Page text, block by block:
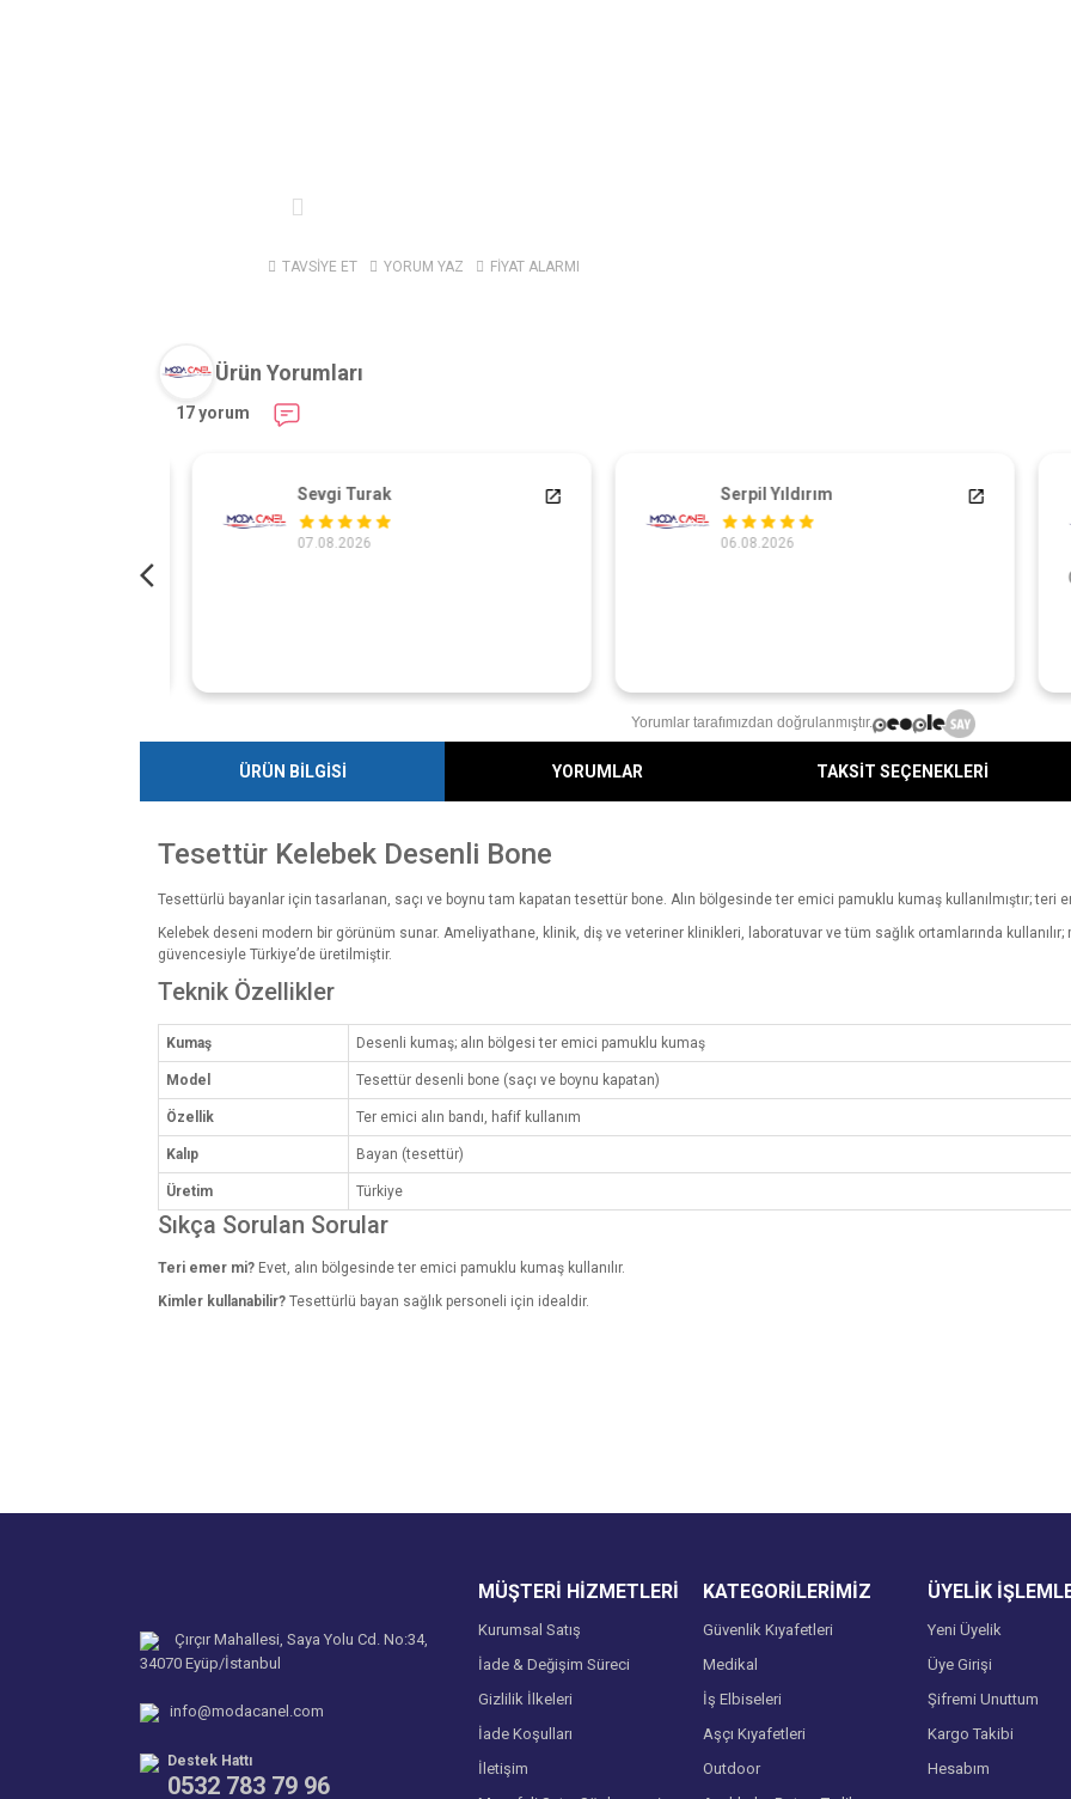
TAVSİYE ET YORUM YAZ FİYAT ALARMI
Ürün Yorumları
17 yorum
Sevgi Turak
07.08.2026
Serpil Yıldırım
06.08.2026
Yorumlar tarafımızdan doğrulanmıştır.
ÜRÜN BİLGİSİ YORUMLAR TAKSİT SEÇENEKLERİ
Tesettür Kelebek Desenli Bone
Tesettürlü bayanlar için tasarlanan, saçı ve boynu tam kapatan tesettür bone. Alın bölgesinde ter emici pamuklu kumaş kullanılmıştır; teri
Kelebek deseni modern bir görünüm sunar. Ameliyathane, klinik, diş ve veteriner klinikleri, laboratuvar ve tüm sağlık ortamlarında
güvencesiyle Türkiye’de üretilmiştir.
Teknik Özellikler
Kumaş Desenli kumaş; alın bölgesi ter emici pamuklu kumaş
Model Tesettür desenli bone (saçı ve boynu kapatan)
Özellik Ter emici alın bandı, hafif kullanım
Kalıp Bayan (tesettür)
Üretim Türkiye
Sıkça Sorulan Sorular
Teri emer mi? Evet, alın bölgesinde ter emici pamuklu kumaş kullanılır.
Kimler kullanabilir? Tesettürlü bayan sağlık personeli için idealdir.
Çırçır Mahallesi, Saya Yolu Cd. No:34,
34070 Eyüp/İstanbul
info@modacanel.com
Destek Hattı
0532 783 79 96
MÜŞTERİ HİZMETLERİ
Kurumsal Satış
İade & Değişim Süreci
Gizlilik İlkeleri
İade Koşulları
İletişim
KATEGORİLERİMİZ
Güvenlik Kıyafetleri
Medikal
İş Elbiseleri
Aşçı Kıyafetleri
Outdoor
ÜYELİK
Yeni Üyelik
Üye Girişi
Şifremi Unuttum
Kargo Takibi
Hesabım